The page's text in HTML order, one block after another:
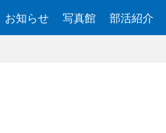
お知らせ 写真館 部活紹介